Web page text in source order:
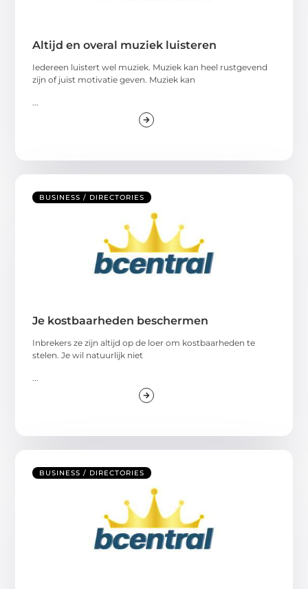
Altijd en overal muziek luisteren
Iedereen luistert wel muziek. Muziek kan heel rustgevend
zijn of juist motivatie geven. Muziek kan
BUSINESS / DIRECTORIES
Je kostbaarheden beschermen
Inbrekers ze zijn altijd op de loer om kostbaarheden te
stelen. Je wil natuurlijk niet
BUSINESS / DIRECTORIES